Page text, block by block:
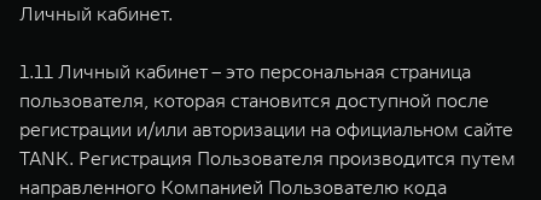
Личный кабинет.
1.11 Личный кабинет – это персональная страница
пользователя, которая становится доступной после
регистрации и/или авторизации на официальном сайте
TANK. Регистрация Пользователя производится путем
направленного Компанией Пользователю кода